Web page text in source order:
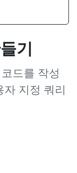
기
드를 작성
지정 쿼리